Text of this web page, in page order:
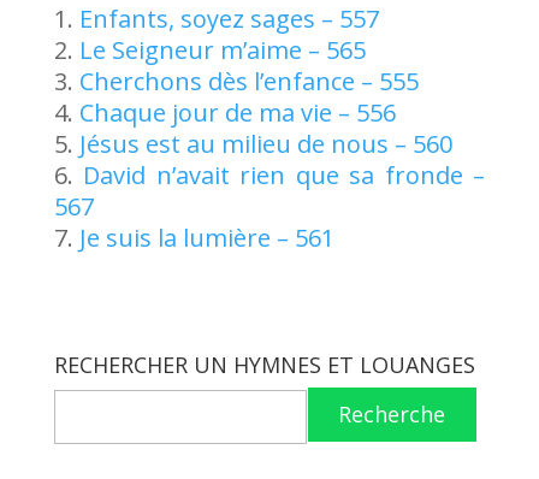
Enfants, soyez sages – 557
Le Seigneur m’aime – 565
Cherchons dès l’enfance – 555
Chaque jour de ma vie – 556
Jésus est au milieu de nous – 560
David n’avait rien que sa fronde –
567
Je suis la lumière – 561
RECHERCHER UN HYMNES ET LOUANGES
Recherche